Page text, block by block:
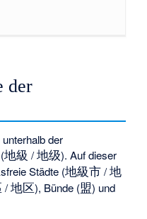
der
der
地級 /地级). Auf dieser
Städte (地級市/地
/地区), Bünde (盟) und